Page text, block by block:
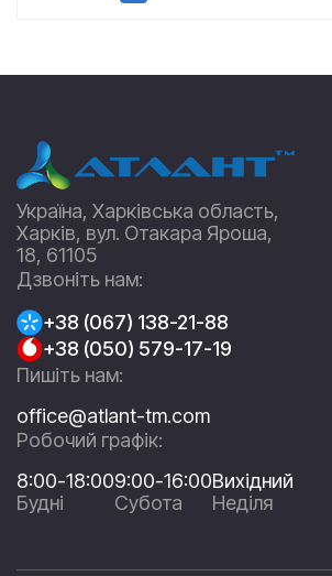
Україна, Харківська область,
Харків, вул. Отакара Яроша,
18, 61105
Дзвоніть нам:
+38 (067) 138-21-88
+38 (050) 579-17-19
Пишіть нам:
office@atlant-tm.com
Робочий графік:
8:00-18:00
Будні
9:00-16:00
Субота
Вихідний
Неділя